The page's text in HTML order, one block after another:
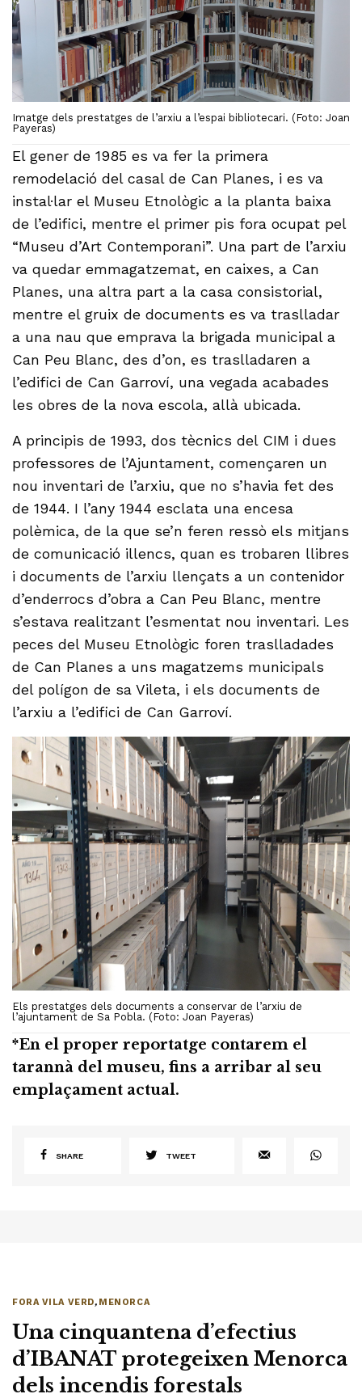
Imatge dels prestatges de l’arxiu a l’espai bibliotecari. (Foto: Joan
Payeras)
El gener de 1985 es va fer la primera
remodelació del casal de Can Planes, i es va
instal·lar el Museu Etnològic a la planta baixa
de l’edifici, mentre el primer pis fora ocupat pel
“Museu d’Art Contemporani”. Una part de l’arxiu
va quedar emmagatzemat, en caixes, a Can
Planes, una altra part a la casa consistorial,
mentre el gruix de documents es va traslladar
a una nau que emprava la brigada municipal a
Can Peu Blanc, des d’on, es traslladaren a
l’edifici de Can Garroví, una vegada acabades
les obres de la nova escola, allà ubicada.
A principis de 1993, dos tècnics del CIM i dues
professores de l’Ajuntament, començaren un
nou inventari de l’arxiu, que no s’havia fet des
de 1944. I l’any 1944 esclata una encesa
polèmica, de la que se’n feren ressò els mitjans
de comunicació illencs, quan es trobaren llibres
i documents de l’arxiu llençats a un contenidor
d’enderrocs d’obra a Can Peu Blanc, mentre
s’estava realitzant l’esmentat nou inventari. Les
peces del Museu Etnològic foren traslladades
de Can Planes a uns magatzems municipals
del polígon de sa Vileta, i els documents de
l’arxiu a l’edifici de Can Garroví.
Els prestatges dels documents a conservar de l’arxiu de
l’ajuntament de Sa Pobla. (Foto: Joan Payeras)
*En el proper reportatge contarem el
tarannà del museu, fins a arribar al seu
emplaçament actual.
SHARE TWEET
FORA VILA VERD, MENORCA
Una cinquantena d’efectius
d’IBANAT protegeixen Menorca
dels incendis forestals